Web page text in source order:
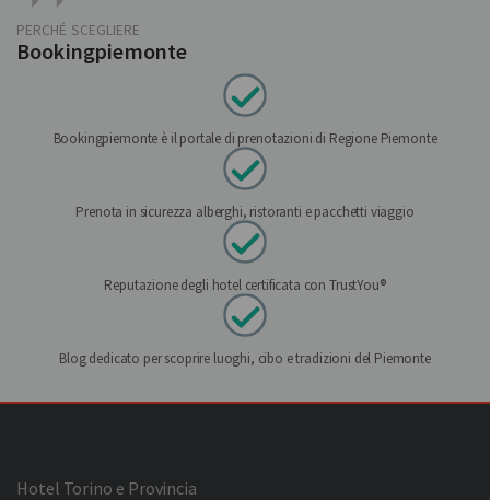
PERCHÉ SCEGLIERE
Bookingpiemonte
Bookingpiemonte è il portale di prenotazioni di Regione Piemonte
Prenota in sicurezza alberghi, ristoranti e pacchetti viaggio
Reputazione degli hotel certificata con TrustYou®
Blog dedicato per scoprire luoghi, cibo e tradizioni del Piemonte
Hotel Torino e Provincia